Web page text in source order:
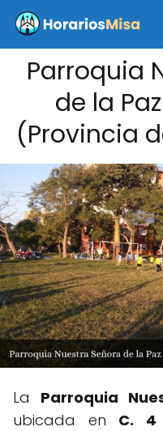
Parroquia
de la
(Provincia
La Parroquia
ubicada en C. 4